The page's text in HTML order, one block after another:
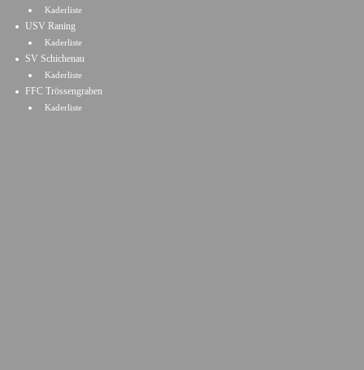
Kaderliste
USV Raning
Kaderliste
SV Schichenau
Kaderliste
FFC Trössengraben
Kaderliste